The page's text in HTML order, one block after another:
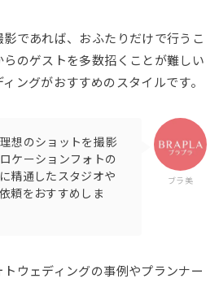
であれば、おふたりだけで行うこ
のゲストを多数招くことが難しい
ングがおすすめのスタイルです。
ブラ美
想のショットを撮影
ケーションフォトの
精通したスタジオや
頼をおすすめしま
ウェディングの事例やプランナー